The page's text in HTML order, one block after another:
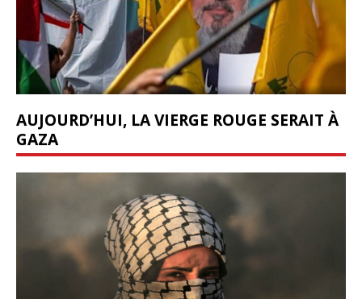
AUJOURD’HUI, LA VIERGE ROUGE SERAIT À
GAZA